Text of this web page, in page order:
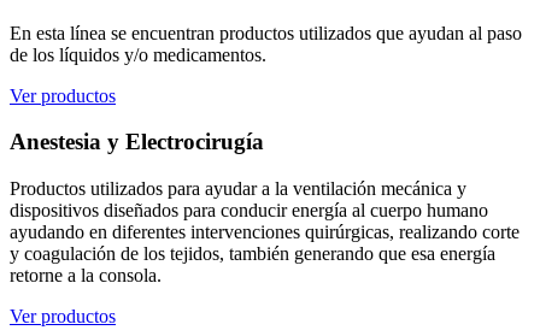
En esta línea se encuentran productos utilizados que ayudan al paso
de los líquidos y/o medicamentos.
Ver productos
Anestesia y Electrocirugía
Productos utilizados para ayudar a la ventilación mecánica y
dispositivos diseñados para conducir energía al cuerpo humano
ayudando en diferentes intervenciones quirúrgicas, realizando corte
y coagulación de los tejidos, también generando que esa energía
retorne a la consola.
Ver productos